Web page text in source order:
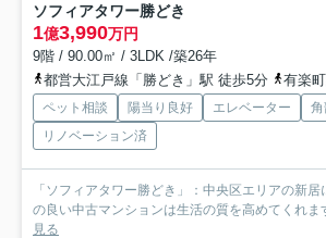
ソフィアタワー勝どき
1億3,990万円
9階 / 90.00㎡ / 3LDK /築26年
都営大江戸線「勝どき」駅 徒歩5分
有楽町
ペット相談 陽当り良好 エレベーター 角
リノベーション済
「ソフィアタワー勝どき」：中央区エリアの新
の良い中古マンションは生活の質を高めてくれま
見る